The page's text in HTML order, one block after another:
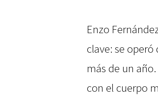
Enzo
clave: se
más de un
con el cuerpo